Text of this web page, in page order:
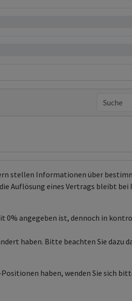
stellen Informationen über
Auflösung eines Vertrags bleibt bei
0% angegeben ist, dennoch in
haben. Bitte beachten Sie dazu
haben, wenden Sie sich